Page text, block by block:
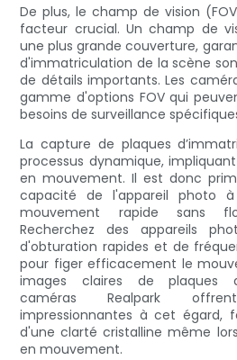
De plus, le champ de vision
facteur crucial. Un champ de
une plus grande couverture,
d'immatriculation de la scène
de détails importants. Les
gamme d'options FOV qui
besoins de surveillance
La capture de plaques
processus dynamique,
en mouvement. Il est donc
capacité de l'appareil photo
mouvement rapide sans
Recherchez des appareils
d'obturation rapides et de
pour figer efficacement le
images claires de plaques
caméras Realpark
impressionnantes à cet égard,
d'une clarté cristalline même
en mouvement.